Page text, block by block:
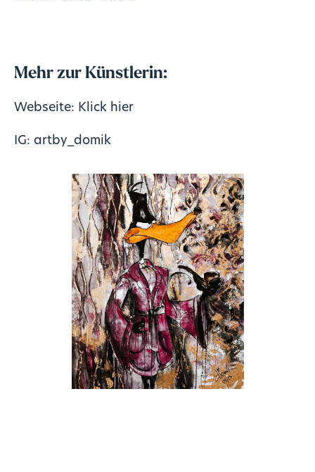
Mehr zur Künstlerin:
Webseite: Klick hier
IG: artby_domik